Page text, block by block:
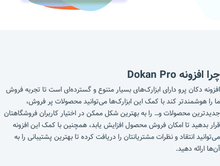
چرا افزونهDokan Pro
افزونه دکان پرو دارای ابزارک‌های بسیار متنوع و گسترده‌ای است تا تجربه فروش
ما را هوشمندتر کند با کمک این ابزارک‌ها می‌توانید محصولات پر فروش،
جدیدترین محصولات و… را به بهترین شکل ممکن در اختیار کاربران فروشگاهتان
قرار بدهید تا امکان فروش محصول افزایش یابد، همچنین با کمک این افزونه
می‌توانید انتقاد و نظرات مشتریانتان را دریافت کرده تا بهترین پشتیبانی را به
آن‌ها ارائه دهید.